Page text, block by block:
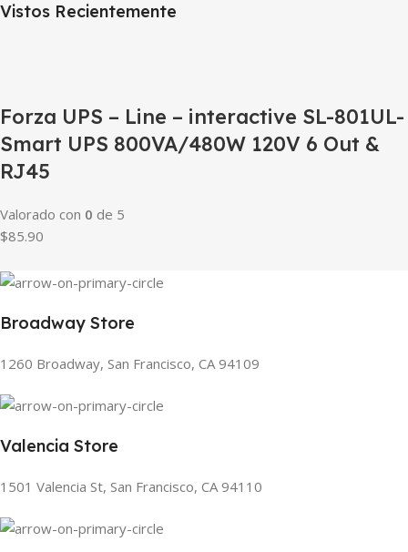
Vistos Recientemente
Forza UPS – Line – interactive SL-801UL-
Smart UPS 800VA/480W 120V 6 Out &
RJ45
Valorado con 0 de 5
$85.90
Broadway Store
1260 Broadway, San Francisco, CA 94109
Valencia Store
1501 Valencia St, San Francisco, CA 94110